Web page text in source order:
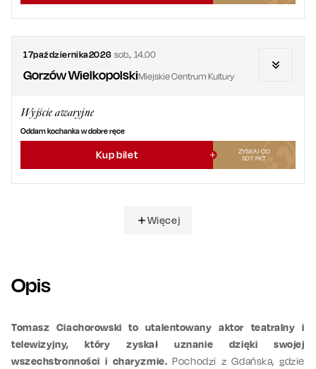
17października2026 sob.,14.00
Gorzów WielkopolskiMiejskie Centrum Kultury
Wyjście awaryjne
Oddam kochanka w dobre ręce
Kup bilet
ZYSKAJ OD
507 PKT
Więcej
Opis
Tomasz Ciachorowski to utalentowany aktor teatralny i
telewizyjny, który zyskał uznanie dzięki swojej
wszechstronności i charyzmie. Pochodzi z Gdańska, gdzie